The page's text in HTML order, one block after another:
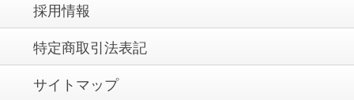
採用情報
特定商取引法表記
サイトマップ